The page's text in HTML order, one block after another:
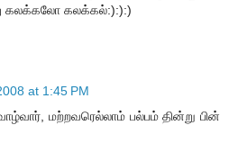
கலக்கலோ கலக்கல்:):):)
at 1:45 PM
மற்றவரெல்லாம் பல்பம் தின்று பின்